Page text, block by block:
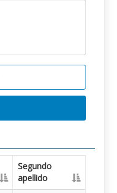
Segundo
apellido